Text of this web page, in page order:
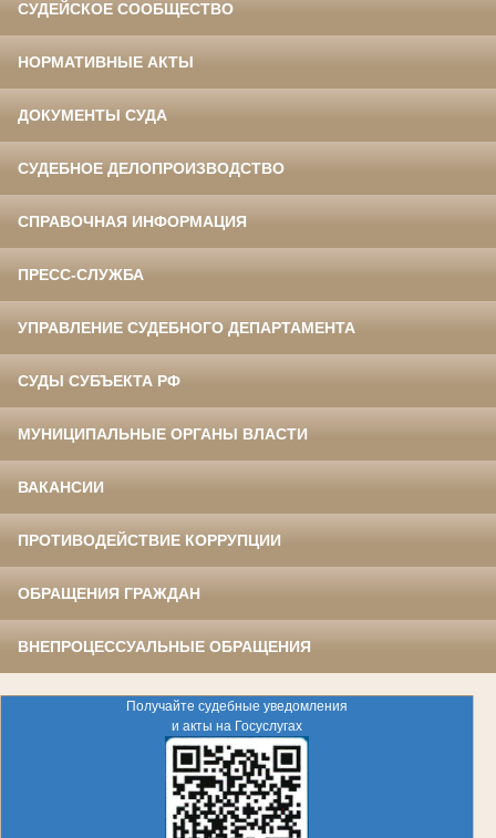
СУДЕЙСКОЕ СООБЩЕСТВО
НОРМАТИВНЫЕ АКТЫ
ДОКУМЕНТЫ СУДА
СУДЕБНОЕ ДЕЛОПРОИЗВОДСТВО
СПРАВОЧНАЯ ИНФОРМАЦИЯ
ПРЕСС-СЛУЖБА
УПРАВЛЕНИЕ СУДЕБНОГО ДЕПАРТАМЕНТА
СУДЫ СУБЪЕКТА РФ
МУНИЦИПАЛЬНЫЕ ОРГАНЫ ВЛАСТИ
ВАКАНСИИ
ПРОТИВОДЕЙСТВИЕ КОРРУПЦИИ
ОБРАЩЕНИЯ ГРАЖДАН
ВНЕПРОЦЕССУАЛЬНЫЕ ОБРАЩЕНИЯ
Получайте судебные уведомления
и акты на Госуслугах